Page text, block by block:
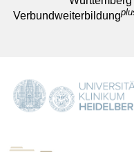
Verbundweiterbildung